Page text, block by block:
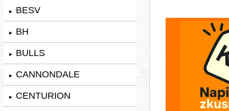
► BESV
► BH
► BULLS
► CANNONDALE
► CENTURION